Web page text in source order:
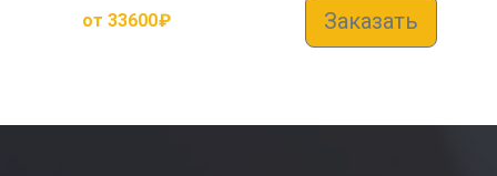
от 33600₽ Заказать